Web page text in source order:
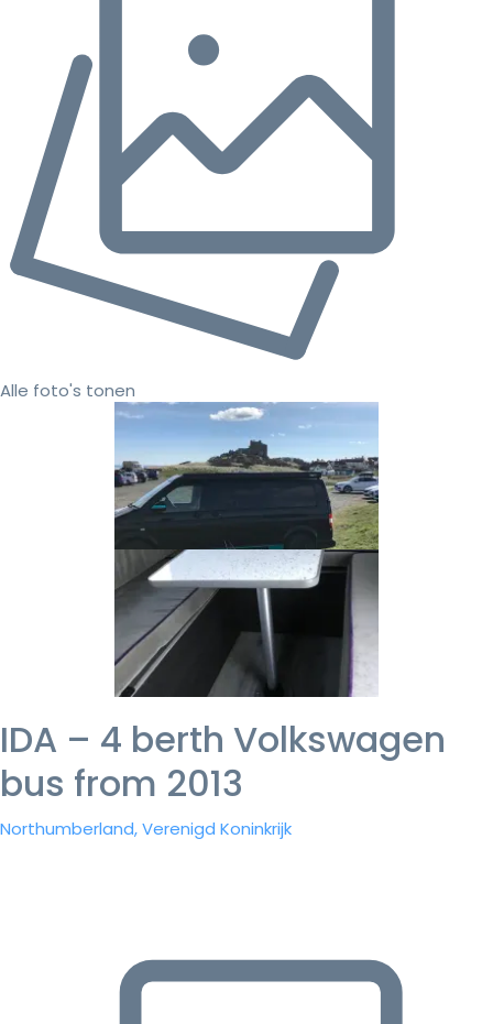
Alle foto's tonen
IDA – 4 berth Volkswagen
bus from 2013
Northumberland, Verenigd Koninkrijk